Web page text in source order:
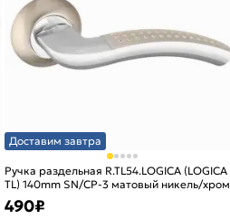
Доставим завтра
Ручка раздельная R.TL54.LOGICA (LOGICA
TL) 140mm SN/CP-3 матовый никель/хром
490₽